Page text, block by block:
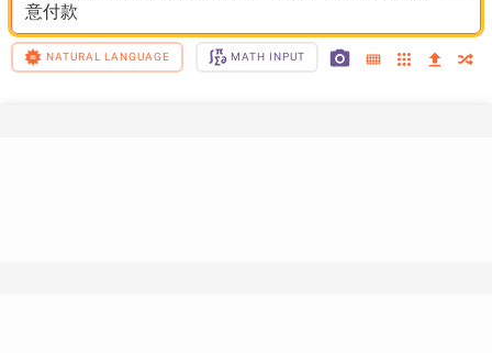
意付款
NATURAL LANGUAGE MATH INPUT